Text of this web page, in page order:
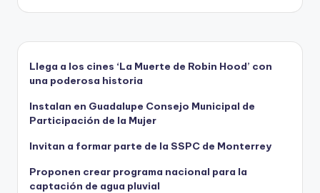
Llega a los cines ‘La Muerte de Robin Hood’ con
una poderosa historia
Instalan en Guadalupe Consejo Municipal de
Participación de la Mujer
Invitan a formar parte de la SSPC de Monterrey
Proponen crear programa nacional para la
captación de agua pluvial